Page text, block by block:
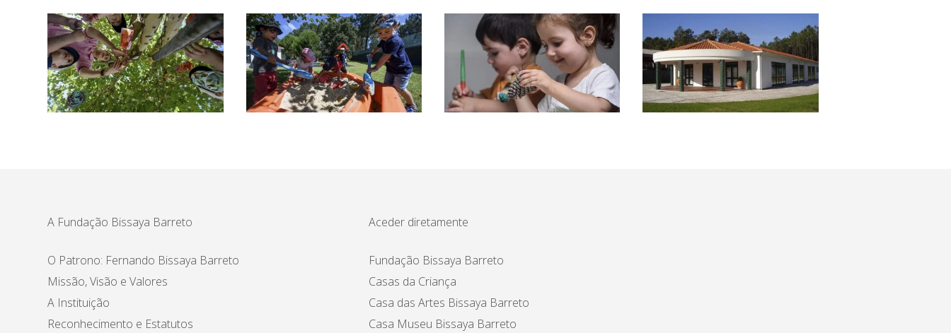
A Fundação Bissaya Barreto
O Patrono: Fernando Bissaya Barreto
Missão, Visão e Valores
A Instituição
Reconhecimento e Estatutos
Aceder diretamente
Fundação Bissaya Barreto
Casas da Criança
Casa das Artes Bissaya Barreto
Casa Museu Bissaya Barreto